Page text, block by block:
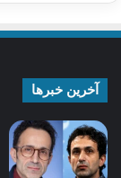
آخرین خبرها